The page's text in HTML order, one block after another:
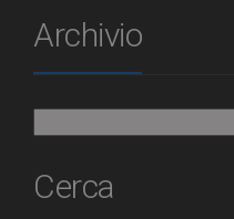
Archivio
Cerca